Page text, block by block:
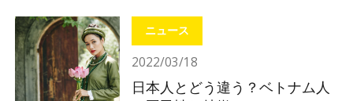
ウンド対策〜
ニュース
2022/03/18
日本人とどう違う？ベトナム人